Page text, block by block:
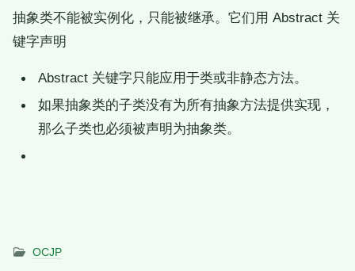
抽象类不能被实例化，只能被继承。它们用 Abstract 关
键字声明
Abstract 关键字只能应用于类或非静态方法。
如果抽象类的子类没有为所有抽象方法提供实现，
那么子类也必须被声明为抽象类。
OCJP